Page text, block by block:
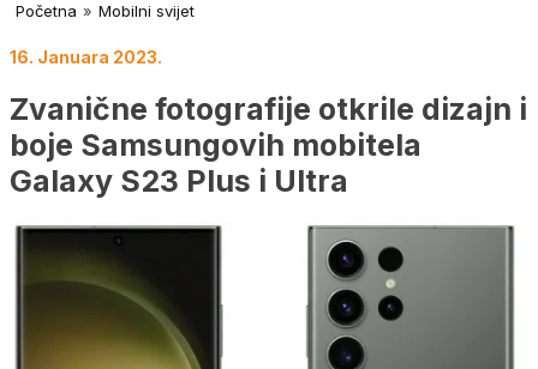
Početna » Mobilni svijet
16. Januara 2023.
Zvanične fotografije otkrile dizajn i
boje Samsungovih mobitela
Galaxy S23 Plus i Ultra